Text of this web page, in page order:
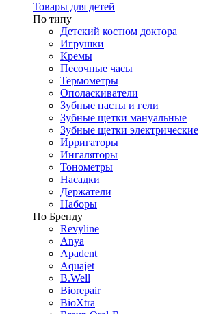
Товары для детей
По типу
Детский костюм доктора
Игрушки
Кремы
Песочные часы
Термометры
Ополаскиватели
Зубные пасты и гели
Зубные щетки мануальные
Зубные щетки электрические
Ирригаторы
Ингаляторы
Тонометры
Насадки
Держатели
Наборы
По Бренду
Revyline
Anya
Apadent
Aquajet
B.Well
Biorepair
BioXtra